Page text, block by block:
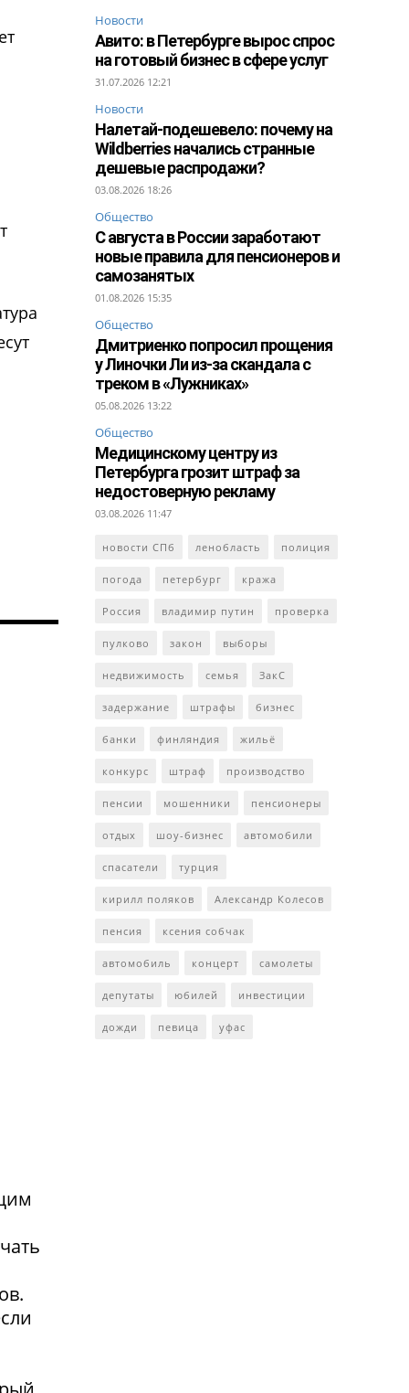
Новости
Авито: в Петербурге вырос спрос
на готовый бизнес в сфере услуг
31.07.2026 12:21
Новости
Налетай-подешевело: почему на
Wildberries начались странные
дешевые распродажи?
03.08.2026 18:26
Общество
С августа в России заработают
новые правила для пенсионеров и
самозанятых
01.08.2026 15:35
Общество
Дмитриенко попросил прощения
у Линочки Ли из-за скандала с
треком в «Лужниках»
05.08.2026 13:22
Общество
Медицинскому центру из
Петербурга грозит штраф за
недостоверную рекламу
03.08.2026 11:47
новости СПб ленобласть полиция
погода петербург кража
Россия владимир путин проверка
пулково закон выборы
недвижимость семья ЗакС
задержание штрафы бизнес
банки финляндия жильё
конкурс штраф производство
пенсии мошенники пенсионеры
отдых шоу-бизнес автомобили
спасатели турция
кирилл поляков Александр Колесов
пенсия ксения собчак
автомобиль концерт самолеты
депутаты юбилей инвестиции
дожди певица уфас